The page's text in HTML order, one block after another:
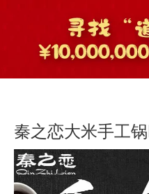
秦之恋大米手工